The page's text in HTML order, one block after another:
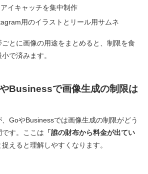
イキャッチを集中制作
用のイラストとリール用サムネ
とに画像の用途をまとめると、制限を食
で済みます。
Businessで画像生成の制限は
GoやBusinessでは画像生成の制限がどう
す。ここは 「誰の財布から料金が出てい
捉えると理解しやすくなります。